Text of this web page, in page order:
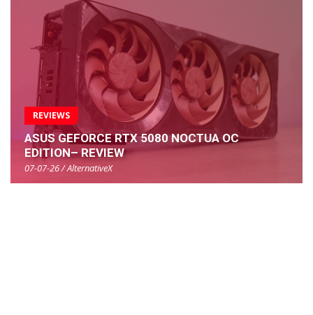
REVIEWS
ASUS GEFORCE RTX 5080 NOCTUA OC
EDITION– REVIEW
07-07-26 / AlternativeX